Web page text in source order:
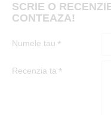
SCRIE O
CONTEAZA!
Numele tau
Recenzia ta